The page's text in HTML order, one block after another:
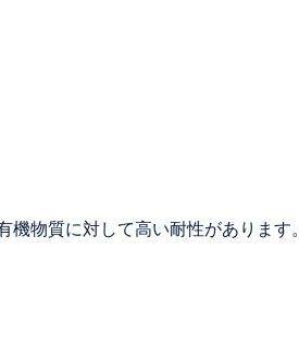
物質に対して高い耐性があります。